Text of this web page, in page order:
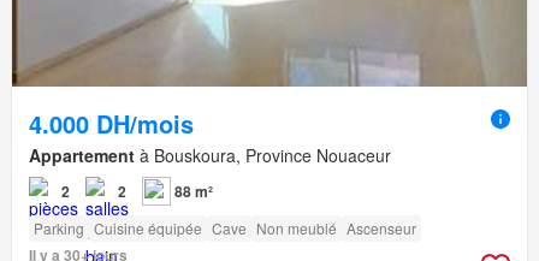
4.000 DH/mois
Appartement à Bouskoura, Province Nouaceur
2 2 88 m²
Parking Cuisine équipée Cave Non meublé Ascenseur
Il y a 30+ jours